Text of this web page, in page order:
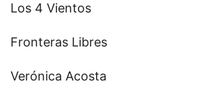
Los 4 Vientos
Fronteras Libres
Verónica Acosta